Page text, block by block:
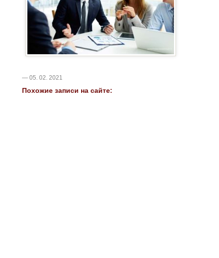
— 05. 02. 2021
Похожие записи на сайте: